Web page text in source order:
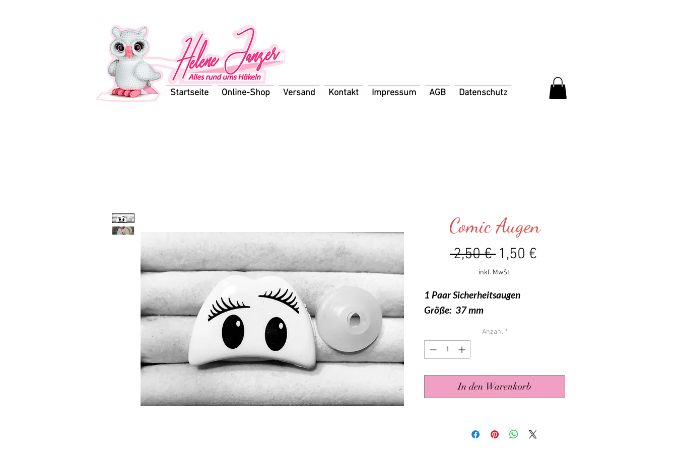
Startseite Online-Shop Versand Kontakt Impressum AGB Datenschutz
Comic Augen
2,50 € Standardpreis
1,50 €
inkl. MwSt.
1 Paar Sicherheitsaugen
Größe: 37 mm
Anzahl *
In den Warenkorb